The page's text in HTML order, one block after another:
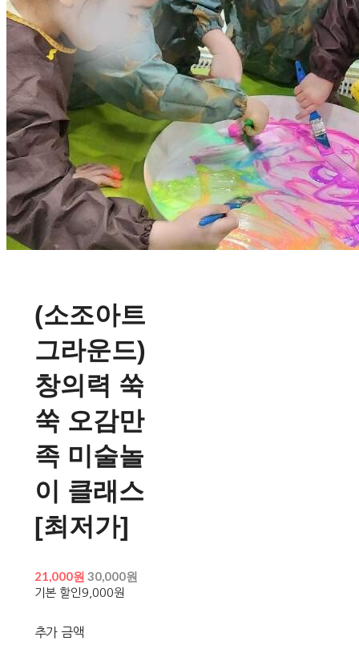
(소조아트
그라운드)
창의력 쑥
쑥 오감만
족 미술놀
이 클래스
[최저가]
21,000원 30,000원
기본 할인9,000원
추가 금액